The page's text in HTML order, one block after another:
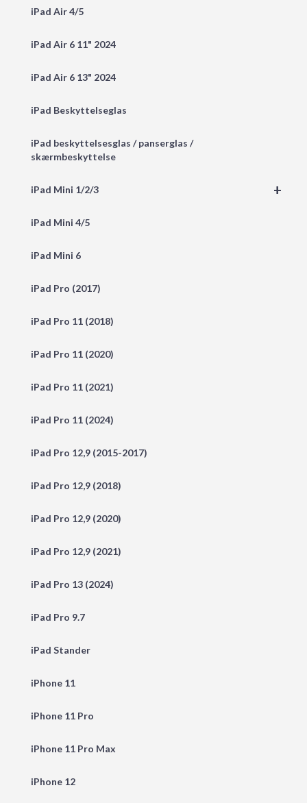
iPad Air 4/5
iPad Air 6 11" 2024
iPad Air 6 13" 2024
iPad Beskyttelseglas
iPad beskyttelsesglas / panserglas /
skærmbeskyttelse
+
iPad Mini 1/2/3
iPad Mini 4/5
iPad Mini 6
iPad Pro (2017)
iPad Pro 11 (2018)
iPad Pro 11 (2020)
iPad Pro 11 (2021)
iPad Pro 11 (2024)
iPad Pro 12,9 (2015-2017)
iPad Pro 12,9 (2018)
iPad Pro 12,9 (2020)
iPad Pro 12,9 (2021)
iPad Pro 13 (2024)
iPad Pro 9.7
iPad Stander
iPhone 11
iPhone 11 Pro
iPhone 11 Pro Max
iPhone 12